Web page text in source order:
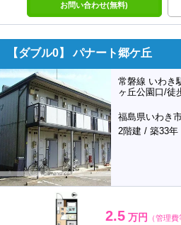
お問い合わせ(無料)
【ダブル0】 パナート郷ケ丘
常磐線 いわき
ヶ丘公園口/徒
福島県いわき
2階建 / 築33年
2.5 万円 （管理費